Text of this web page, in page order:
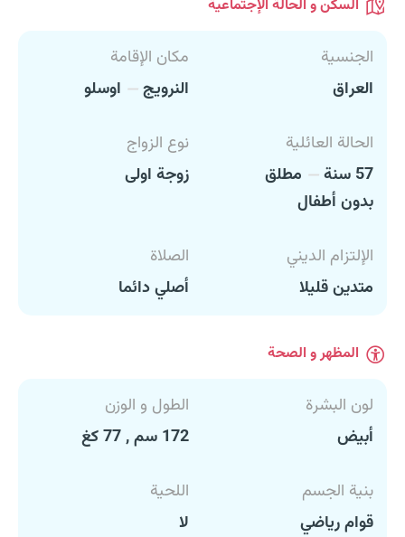
السكن و الحالة الإجتماعية
الجنسية
العراق
مكان الإقامة
النرويج
اوسلو
الحالة العائلية
57 سنة
مطلق
بدون أطفال
نوع الزواج
زوجة اولى
الإلتزام الديني
متدين قليلا
الصلاة
أصلي دائما
المظهر و الصحة
لون البشرة
أبيض
الطول و الوزن
172 سم , 77 كغ
بنية الجسم
قوام رياضي
اللحية
لا